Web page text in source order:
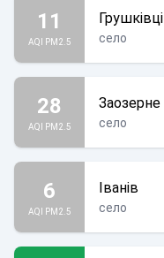
11
AQI PM2.5
Грушківці
село
28
AQI PM2.5
Заозерне
село
6
AQI PM2.5
Іванів
село